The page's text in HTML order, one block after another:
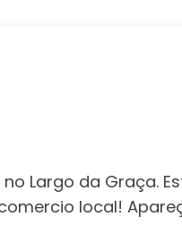
Largo da Graça.
local!